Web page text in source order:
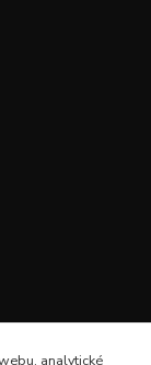
analytické